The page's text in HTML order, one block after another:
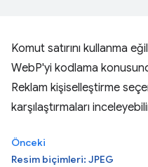
Komut satırını kullanma
WebP'yi kodlama
Reklam kişiselleştirme
karşılaştırmaları
Önceki
Resim biçimleri: JPEG